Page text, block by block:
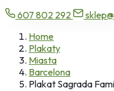
607 802 292
Home
Plakaty
Miasta
Barcelona
Plakat Sagrada